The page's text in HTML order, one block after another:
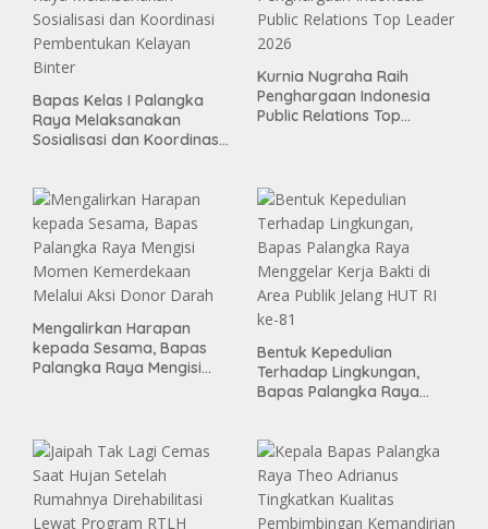
Bapas Kelas I Palangka
Raya Melaksanakan
Sosialisasi dan Koordinasi
Kurnia Nugraha Raih
Penghargaan Indonesia
Public Relations Top
Mengalirkan Harapan
kepada Sesama, Bapas
Palangka Raya Mengisi
Bentuk Kepedulian
Terhadap Lingkungan,
Bapas Palangka Raya
ke-81